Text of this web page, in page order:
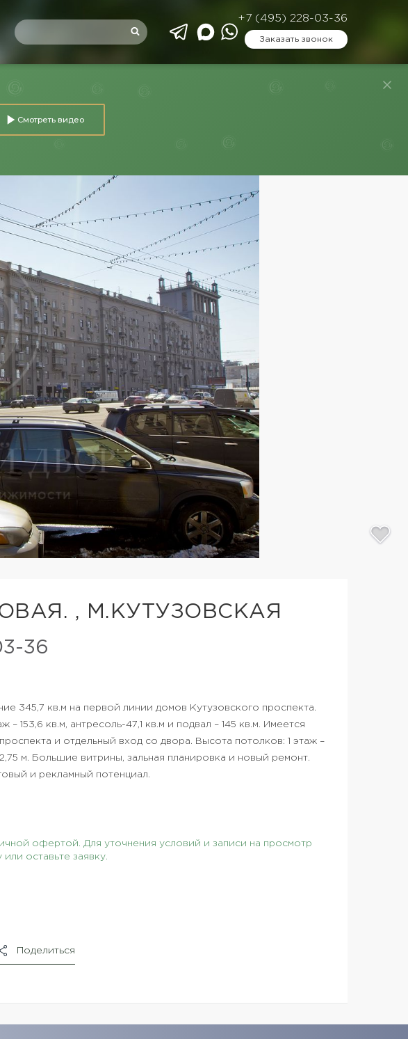
+7 (495) 228-03-36
Заказать звонок
Смотреть видео
, М.КУТУЗОВСКАЯ
36
345,7 кв.м на первой линии домов Кутузовского проспекта.
153,6 кв.м, антресоль-47,1 кв.м и подвал – 145 кв.м. Имеется
и отдельный вход со двора. Высота потолков: 1 этаж –
м. Большие витрины, зальная планировка и новый ремонт.
и рекламный потенциал.
офертой. Для уточнения условий и записи на просмотр
оставьте заявку.
Поделиться